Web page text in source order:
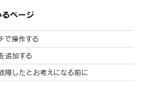
ページ
で操作する
追加する
障したとお考えになる前に